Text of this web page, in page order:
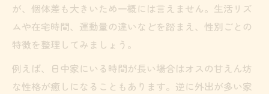
が、個体差も大きいため一概には言えません。生活リズ
ムや在宅時間、運動量の違いなどを踏まえ、性別ごとの
特徴を整理してみましょう。
例えば、日中家にいる時間が長い場合はオスの甘えん坊
な性格が癒しになることもあります。逆に外出が多い家